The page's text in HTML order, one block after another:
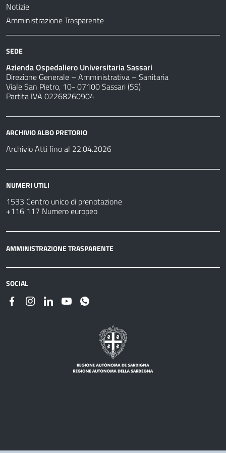
Notizie
Amministrazione Trasparente
SEDE
Azienda Ospedaliero Universitaria Sassari
Direzione Generale – Amministrativa – Sanitaria
Viale San Pietro, 10- 07100 Sassari (SS)
Partita IVA 02268260904
ARCHIVIO ALBO PRETORIO
Archivio Atti fino al 22.04.2026
NUMERI UTILI
1533 Centro unico di prenotazione
+116 117 Numero europeo
AMMINISTRAZIONE TRASPARENTE
SOCIAL